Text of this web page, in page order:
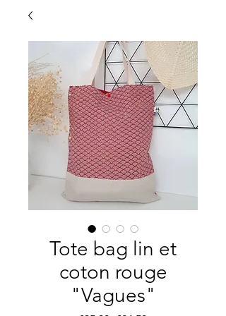
Tote bag lin et
coton rouge
"Vagues"